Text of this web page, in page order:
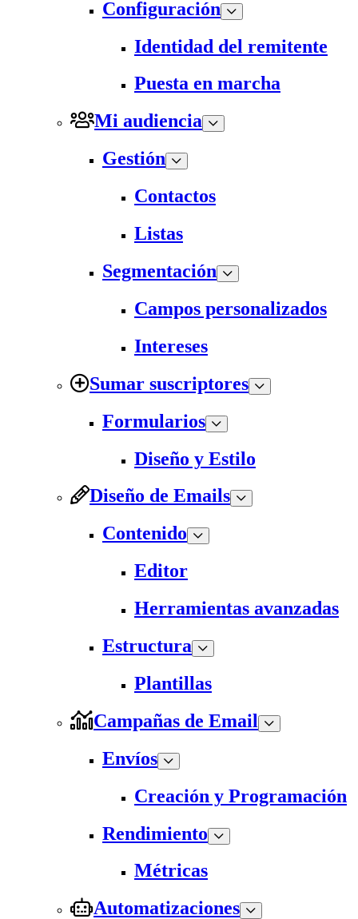
Configuración
Identidad del remitente
Puesta en marcha
Mi audiencia
Gestión
Contactos
Listas
Segmentación
Campos personalizados
Intereses
Sumar suscriptores
Formularios
Diseño y Estilo
Diseño de Emails
Contenido
Editor
Herramientas avanzadas
Estructura
Plantillas
Campañas de Email
Envíos
Creación y Programación
Rendimiento
Métricas
Automatizaciones